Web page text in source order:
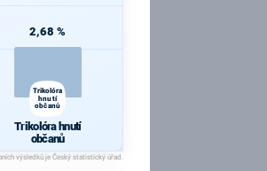
2,68 %
Trikolóra
hnutí
občanů
Trikolóra hnutí
občanů